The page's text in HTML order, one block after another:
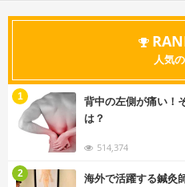
人気
背中の左側が痛い！
は？
514,374
1
海外で活躍する鍼
2